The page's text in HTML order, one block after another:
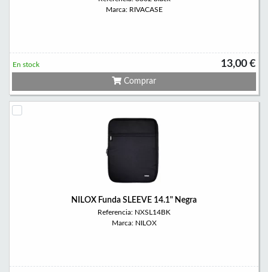
Marca: RIVACASE
13,00 €
En stock
Comprar
NILOX Funda SLEEVE 14.1" Negra
Referencia: NXSL14BK
Marca: NILOX